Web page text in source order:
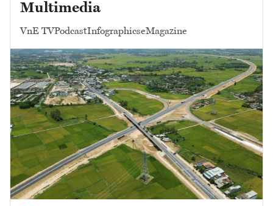
Multimedia
VnE TVPodcastInfographicseMagazine